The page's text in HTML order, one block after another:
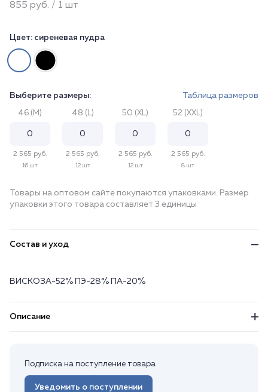
855 руб. / 1 шт
Цвет: сиреневая пудра
Выберите размеры: Таблица размеров
46 (M)
2 565 руб.
16 шт
48 (L)
2 565 руб.
12 шт
50 (XL)
2 565 руб.
12 шт
52 (XXL)
2 565 руб.
8 шт
Товары на оптовом сайте покупаются упаковками. Размер
упаковки этого товара составляет 3 единицы
Состав и уход
ВИСКОЗА-52% ПЭ-28% ПА-20%
Описание
Подписка на поступление товара
Уведомить о поступлении